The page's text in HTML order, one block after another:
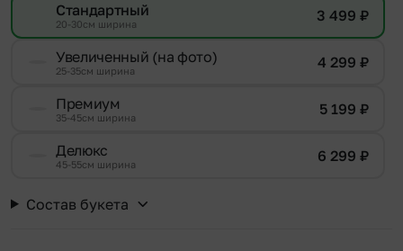
Стандартный
20-30см ширина 3 499 ₽
Увеличенный (на фото)
25-35см ширина 4 299 ₽
Премиум
35-45см ширина 5 199 ₽
Делюкс
45-55см ширина 6 299 ₽
Состав букета